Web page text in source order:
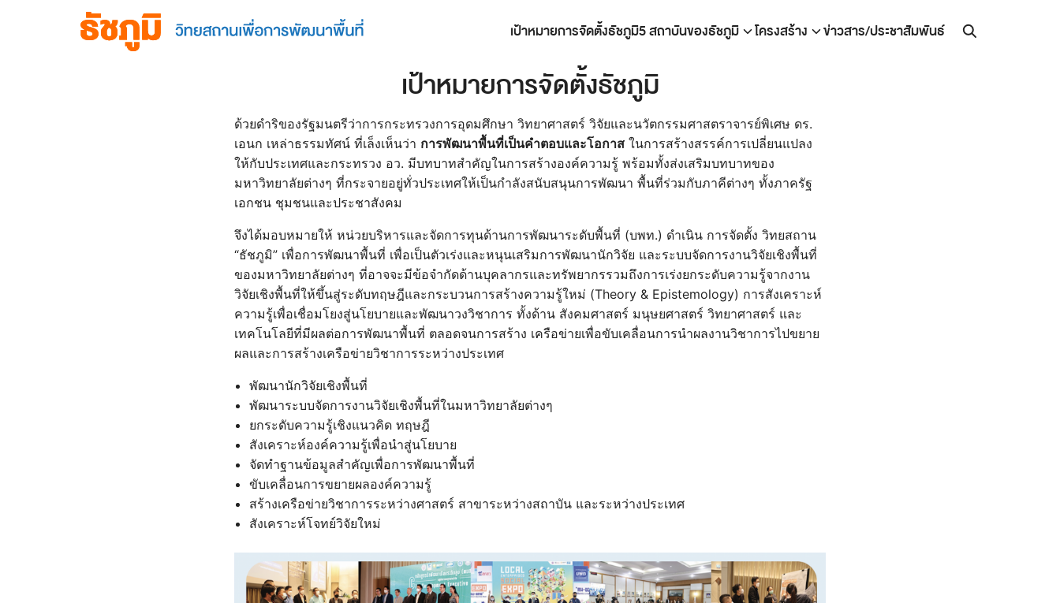
เป้าหมายการจัดตั้งธัชภูมิ5 สถาบันของธัชภูมิ โครงสร้าง
ข่าวสาร/ประชาสัมพันธ์
เป้าหมายการจัดตั้งธัชภูมิ
ด้วยดําริของรัฐมนตรีว่าการกระทรวงการอุดมศึกษา วิทยาศาสตร์ วิจัยและนวัตกรรมศาสตราจารย์พิเศษ ดร.
เอนก เหล่าธรรมทัศน์ ที่เล็งเห็นว่า การพัฒนาพื้นที่เป็นคําตอบและโอกาส ในการสร้างสรรค์การเปลี่ยนแปลง
ให้กับประเทศและกระทรวง อว. มีบทบาทสําคัญในการสร้างองค์ความรู้ พร้อมทั้งส่งเสริมบทบาทของ
มหาวิทยาลัยต่างๆ ที่กระจายอยู่ทั่วประเทศให้เป็นกําลังสนับสนุนการพัฒนา พื้นที่ร่วมกับภาคีต่างๆ ทั้งภาครัฐ
เอกชน ชุมชนและประชาสังคม
จึงได้มอบหมายให้ หน่วยบริหารและจัดการทุนด้านการพัฒนาระดับพื้นที่ (บพท.) ดําเนิน การจัดตั้ง วิทยสถาน
“ธัชภูมิ” เพื่อการพัฒนาพื้นที่ เพื่อเป็นตัวเร่งและหนุนเสริมการพัฒนานักวิจัย และระบบจัดการงานวิจัยเชิงพื้นที่
ของมหาวิทยาลัยต่างๆ ที่อาจจะมีข้อจํากัดด้านบุคลากรและทรัพยากรรวมถึงการเร่งยกระดับความรู้จากงาน
วิจัยเชิงพื้นที่ให้ขึ้นสู่ระดับทฤษฎีและกระบวนการสร้างความรู้ใหม่ (Theory & Epistemology) การสังเคราะห์
ความรู้เพื่อเชื่อมโยงสู่นโยบายและพัฒนาวงวิชาการ ทั้งด้าน สังคมศาสตร์ มนุษยศาสตร์ วิทยาศาสตร์ และ
เทคโนโลยีที่มีผลต่อการพัฒนาพื้นที่ ตลอดจนการสร้าง เครือข่ายเพื่อขับเคลื่อนการนําผลงานวิชาการไปขยาย
ผลและการสร้างเครือข่ายวิชาการระหว่างประเทศ
พัฒนานักวิจัยเชิงพื้นที่
พัฒนาระบบจัดการงานวิจัยเชิงพื้นที่ในมหาวิทยาลัยต่างๆ
ยกระดับความรู้เชิงแนวคิด ทฤษฎี
สังเคราะห์องค์ความรู้เพื่อนําสู่นโยบาย
จัดทําฐานข้อมูลสําคัญเพื่อการพัฒนาพื้นที่
ขับเคลื่อนการขยายผลองค์ความรู้
สร้างเครือข่ายวิชาการระหว่างศาสตร์ สาขาระหว่างสถาบัน และระหว่างประเทศ
สังเคราะห์โจทย์วิจัยใหม่